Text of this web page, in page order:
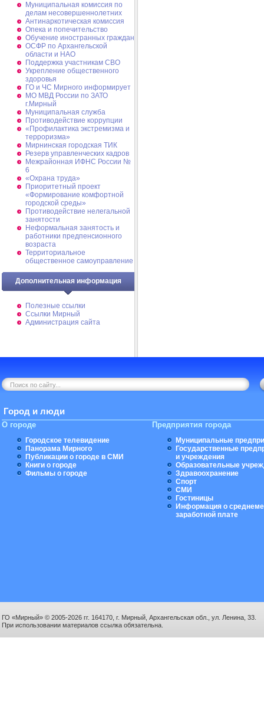
Муниципальная комиссия по
делам несовершеннолетних
Антинаркотическая комиссия
Опека и попечительство
Обучение иностранных граждан
ОСФР по Архангельской
области и НАО
Поддержка участникам СВО
Укрепление общественного
здоровья
ГО и ЧС Мирного информирует
МО МВД России по ЗАТО
г.Мирный
Муниципальная cлужба
Противодействие коррупции
«Профилактика экстремизма и
терроризма»
Мирнинская городская ТИК
Резерв управленческих кадров
Межрайонная ИФНС России №
6
«Охрана труда»
Приоритетный проект
«Формирование комфортной
городской среды»
Противодействие нелегальной
занятости
Неформальная занятость и
работники предпенсионного
возраста
Территориальное
общественное самоуправление
Дополнительная информация
Полезные ссылки
Ссылки Мирный
Администрация сайта
Город и люди
О городе
Городское телевидение
Панорама Мирного
Публикации о городе в СМИ
Книги о городе
Фильмы о городе
Предприятия города
Муниципальные
Государственные
и учреждения
Образовательные
Здравоохранение
Спорт
СМИ
Гостиницы
Информация о
заработной плате
ГО «Мирный» © 2005-2026 гг. 164170, г. Мирный, Архангельская обл., ул. Ленина, 33.
При использовании материалов ссылка обязательна.